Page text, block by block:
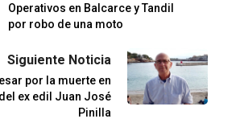
Operativos en Balcarce y Tandil
por robo de una moto
Siguiente Noticia
por la muerte en
ex edil Juan José
Pinilla